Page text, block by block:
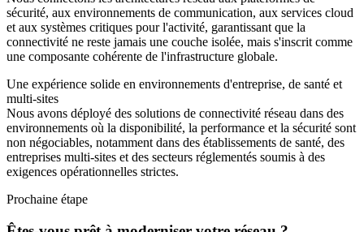
sécurité, aux environnements de communication, aux services cloud
et aux systèmes critiques pour l'activité, garantissant que la
connectivité ne reste jamais une couche isolée, mais s'inscrit comme
une composante cohérente de l'infrastructure globale.
Une expérience solide en environnements d'entreprise, de santé et
multi-sites
Nous avons déployé des solutions de connectivité réseau dans des
environnements où la disponibilité, la performance et la sécurité sont
non négociables, notamment dans des établissements de santé, des
entreprises multi-sites et des secteurs réglementés soumis à des
exigences opérationnelles strictes.
Prochaine étape